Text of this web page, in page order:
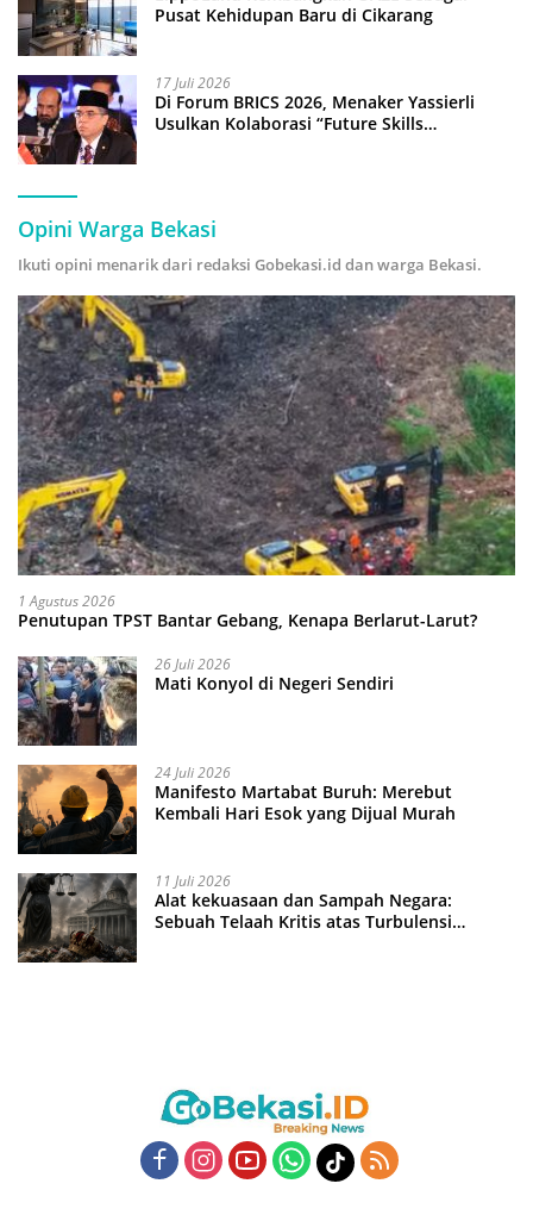
Pusat Kehidupan Baru di Cikarang
17 Juli 2026
Di Forum BRICS 2026, Menaker Yassierli
Usulkan Kolaborasi “Future Skills
Opini Warga Bekasi
Ikuti opini menarik dari redaksi Gobekasi.id dan warga Bekasi.
1 Agustus 2026
Penutupan TPST Bantar Gebang, Kenapa Berlarut-Larut?
26 Juli 2026
Mati Konyol di Negeri Sendiri
24 Juli 2026
Manifesto Martabat Buruh: Merebut
Kembali Hari Esok yang Dijual Murah
11 Juli 2026
Alat kekuasaan dan Sampah Negara:
Sebuah Telaah Kritis atas Turbulensi